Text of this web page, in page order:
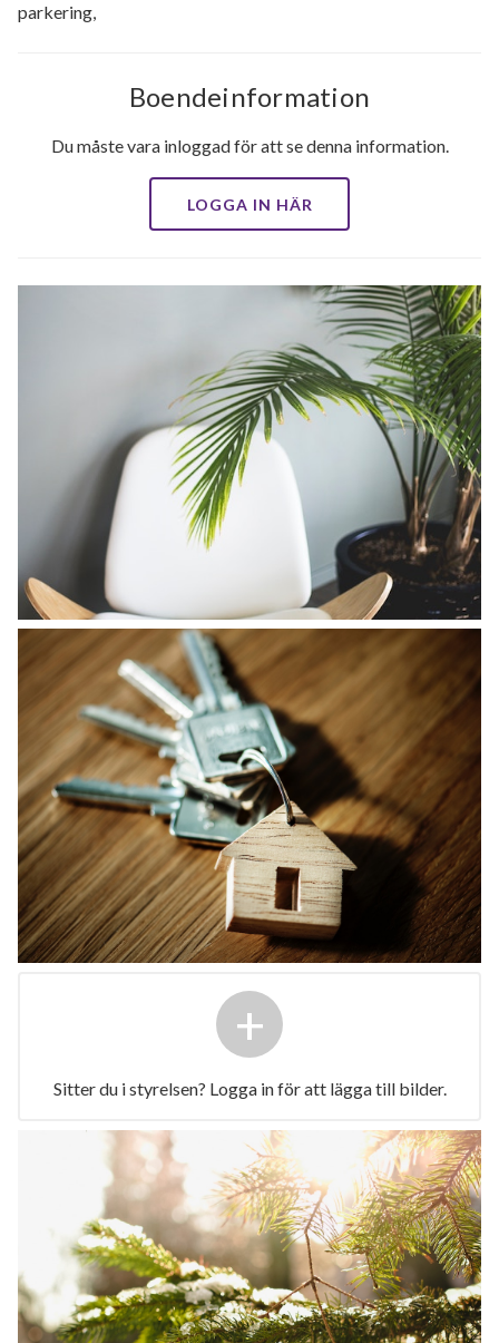
parkering,
Boendeinformation
Du måste vara inloggad för att se denna information.
LOGGA IN HÄR
+
Sitter du i styrelsen? Logga in för att lägga till bilder.